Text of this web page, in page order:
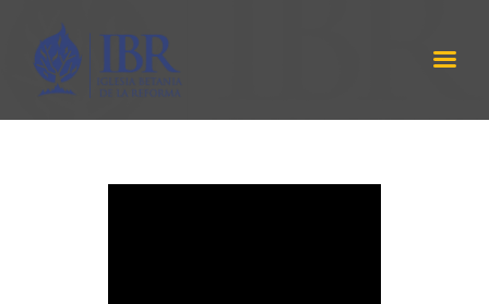
SERMÓNES